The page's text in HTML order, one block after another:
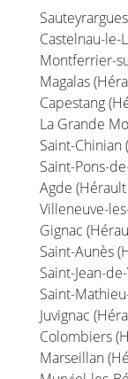
Castelnau-le-
Montferrier-
Magalas
Capestang
La Grande
Saint-Chinian
Saint-Pons-
Agde
Villeneuve-
Gignac
Saint-Aunès
Saint-Jean-
Saint-
Juvignac
Colombiers
Marseillan